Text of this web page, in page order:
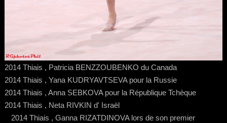
2014 Thiais , Patricia BENZZOUBENKO du Canada
2014 Thiais , Yana KUDRYAVTSEVA pour la Russie
2014 Thiais , Anna SEBKOVA pour la République Tchèque
2014 Thiais , Neta RIVKIN d' Israël
2014 Thiais , Ganna RIZATDINOVA lors de son premier